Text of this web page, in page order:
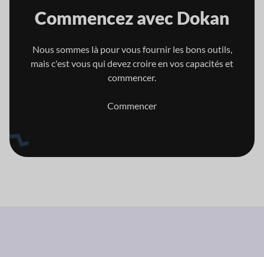
Commencez avecDokan
Nous sommes là pour vous fournir les bons outils,
mais c'est vous qui devez croire en vos capacités et
commencer.
Commencer